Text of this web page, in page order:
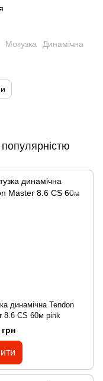
Мотузка Динамічна
динамічна Tendon
8.6 CS 60м pink